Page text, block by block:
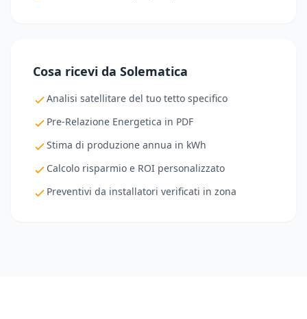
Cosa ricevi da Solematica
Analisi satellitare del tuo tetto specifico
Pre-Relazione Energetica in PDF
Stima di produzione annua in kWh
Calcolo risparmio e ROI personalizzato
Preventivi da installatori verificati in zona